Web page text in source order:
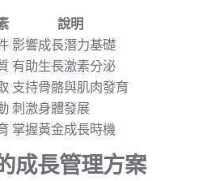
說明
影響成長潛力基礎
有助生長激素分泌
支持骨骼與肌肉發育
刺激身體發展
掌握黃金成長時機
成長管理方案